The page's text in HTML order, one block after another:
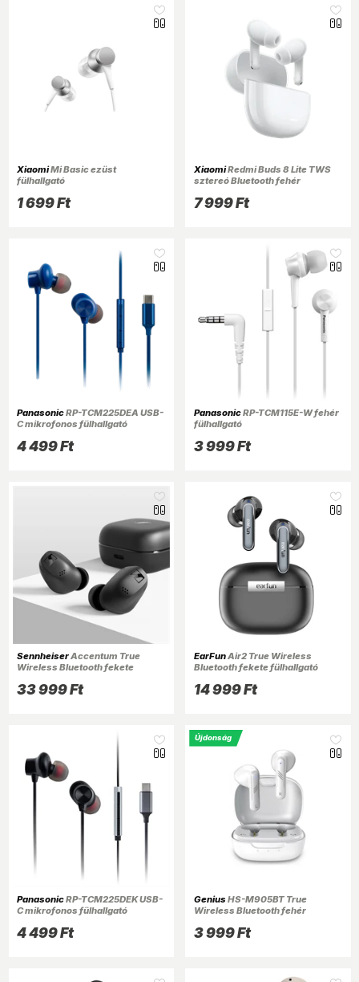
XiaomiMi Basic ezüst
fülhallgató
1 699 Ft
XiaomiRedmi Buds 8 Lite TWS
sztereó Bluetooth fehér
7 999 Ft
PanasonicRP-TCM225DEA USB-
C mikrofonos fülhallgató
4 499 Ft
PanasonicRP-TCM115E-W fehér
fülhallgató
3 999 Ft
SennheiserAccentum True
Wireless Bluetooth fekete
33 999 Ft
EarFunAir2 True Wireless
Bluetooth fekete fülhallgató
14 999 Ft
PanasonicRP-TCM225DEK USB-
C mikrofonos fülhallgató
4 499 Ft
Újdonság
Genius HS-M905BT True
Wireless Bluetooth fehér
3 999 Ft